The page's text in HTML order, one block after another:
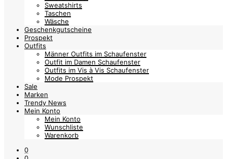
Sweatshirts
Taschen
Wäsche
Geschenkgutscheine
Prospekt
Outfits
Männer Outfits im Schaufenster
Outfit im Damen Schaufenster
Outfits im Vis à Vis Schaufenster
Mode Prospekt
Sale
Marken
Trendy News
Mein Konto
Mein Konto
Wunschliste
Warenkorb
0